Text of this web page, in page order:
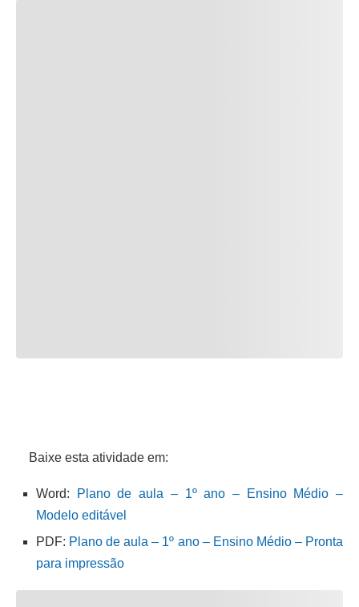
Baixe esta atividade em:
Word:
Plano de aula – 1º ano – Ensino Médio –
Modelo editável
PDF: Plano de aula – 1º ano – Ensino Médio – Pronta
para impressão